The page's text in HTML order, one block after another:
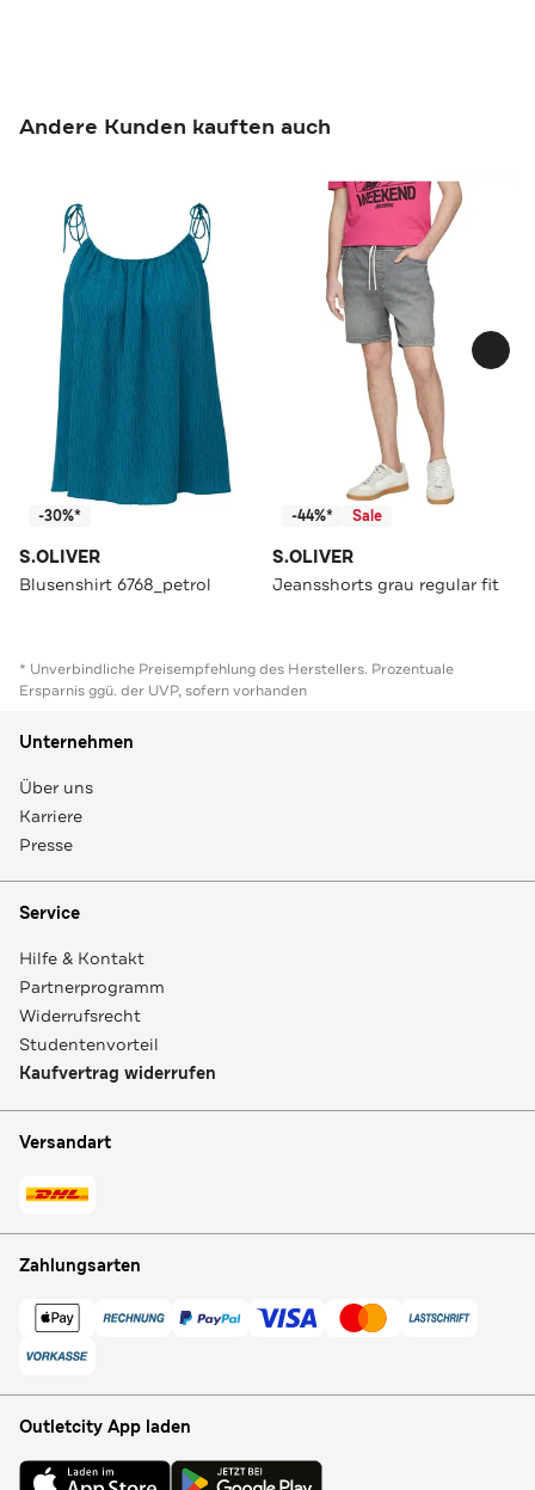
Andere Kunden kauften auch
-30%*
S.OLIVER
Blusenshirt 6768_petrol
-44%* Sale
S.OLIVER
Jeansshorts grau regular fit
* Unverbindliche Preisempfehlung des Herstellers. Prozentuale
Ersparnis ggü. der UVP, sofern vorhanden
Unternehmen
Über uns
Karriere
Presse
Service
Hilfe & Kontakt
Partnerprogramm
Widerrufsrecht
Studentenvorteil
Kaufvertrag widerrufen
Versandart
Zahlungsarten
Outletcity App laden